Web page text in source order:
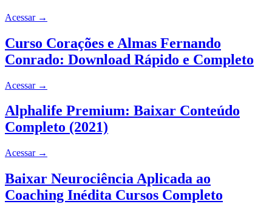
Acessar →
Curso Corações e Almas Fernando
Conrado: Download Rápido e Completo
Acessar →
Alphalife Premium: Baixar Conteúdo
Completo (2021)
Acessar →
Baixar Neurociência Aplicada ao
Coaching Inédita Cursos Completo